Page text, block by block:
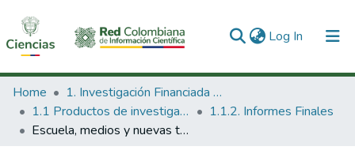
Log In (current)
Communities & Collections
All of DSpace
Home
1. Investigación Financiada con Recursos Públicos
1.1 Productos de investigación
1.1.2. Informes Finales
Escuela, medios y nuevas tecnologías :una caracterización de las prácticas en Bogotá